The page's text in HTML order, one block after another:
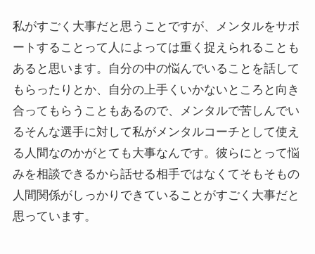
私がすごく大事だと思うことですが、メンタルをサポ
ートすることって人によっては重く捉えられることも
あると思います。自分の中の悩んでいることを話して
もらったりとか、自分の上手くいかないところと向き
合ってもらうこともあるので、メンタルで苦しんでい
るそんな選手に対して私がメンタルコーチとして使え
る人間なのかがとても大事なんです。彼らにとって悩
みを相談できるから話せる相手ではなくてそもそもの
人間関係がしっかりできていることがすごく大事だと
思っています。